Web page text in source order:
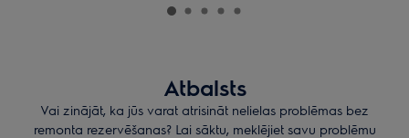
Atbalsts
Vai zinājāt, ka jūs varat atrisināt nelielas problēmas bez
remonta rezervēšanas? Lai sāktu, meklējiet savu problēmu